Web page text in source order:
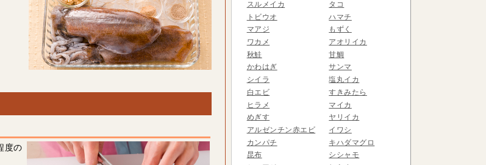
度の
スルメイカ
タコ
トビウオ
ハマチ
マアジ
もずく
ワカメ
アオリイカ
秋鮭
甘鯛
かわはぎ
サンマ
シイラ
塩丸イカ
白エビ
すきみたら
ヒラメ
マイカ
めぎす
ヤリイカ
アルゼンチン赤エビ
イワシ
カンパチ
キハダマグロ
昆布
シシャモ